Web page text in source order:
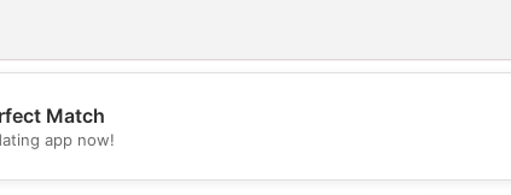
Match
app now!